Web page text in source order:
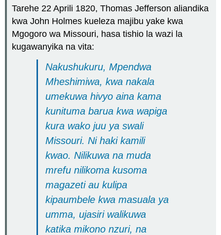
Tarehe 22 Aprili 1820, Thomas Jefferson aliandika
kwa John Holmes kueleza majibu yake kwa
Mgogoro wa Missouri, hasa tishio la wazi la
kugawanyika na vita:
Nakushukuru, Mpendwa
Mheshimiwa, kwa nakala
umekuwa hivyo aina kama
kunituma barua kwa wapiga
kura wako juu ya swali
Missouri. Ni haki kamili
kwao. Nilikuwa na muda
mrefu nilikoma kusoma
magazeti au kulipa
kipaumbele kwa masuala ya
umma, ujasiri walikuwa
katika mikono nzuri, na